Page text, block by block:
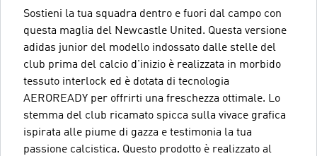
Sostieni la tua squadra dentro e fuori dal campo con
questa maglia del Newcastle United. Questa versione
adidas junior del modello indossato dalle stelle del
club prima del calcio d'inizio è realizzata in morbido
tessuto interlock ed è dotata di tecnologia
AEROREADY per offrirti una freschezza ottimale. Lo
stemma del club ricamato spicca sulla vivace grafica
ispirata alle piume di gazza e testimonia la tua
passione calcistica. Questo prodotto è realizzato al